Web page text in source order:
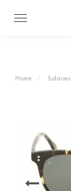
Home Solaires